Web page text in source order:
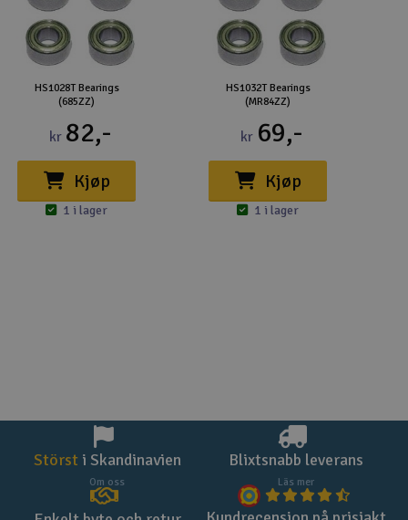
HS1028T Bearings
(685ZZ)
kr 82,-
Kjøp
1 i lager
HS1032T Bearings
(MR84ZZ)
kr 69,-
Kjøp
1 i lager
Störst i Skandinavien
Om oss
Blixtsnabb leverans
Läs mer